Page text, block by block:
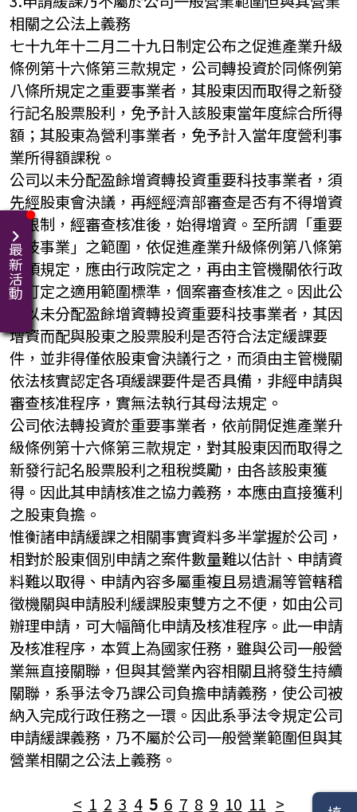
相關之公法上義務
七十九年十二月二十九日制定公布之促進產業升級
條例第十六條第三款規定，公司轉投資於同條例第
八條所規定之重要事業者，其股東因而取得之新發
行記名股票股利，免予計入該股東當年度綜合所得
額；其股東為營利事業者，免予計入當年度營利事
業所得額課稅。
公司以未分配盈餘增資轉投資重要科技事業者，須
先經股東會決議，再經經濟部審查是否有不得增資
之限制，經審查核准後，始得增資。至所謂「重要
科技事業」之範圍，依促進產業升級條例第八條第
三項規定，應由行政院定之，再由主管機關依行政
院訂定之適用範圍標準，個案審查核准之。因此公
司以未分配盈餘增資轉投資重要科技事業者，其因
增資而配與股東之股票股利是否符合法定緩課要
件，並非得僅依股東會決議行之，而須由主管機關
依法核實認定各項緩課要件是否具備，非經申請與
審查核准程序，實無法執行其母法規定。
公司依法轉投資於重要事業者，依前開促進產業升
級條例第十六條第三款規定，對其股東因而取得之
新發行記名股票股利之租稅獎勵，由各該股東獲
得。因此其申請核准之協力義務，本應由直接獲利
之股東負擔。
惟衡諸申請緩課之相關事實資料多半掌握於公司，
相對於股東個別申請之案件數量難以估計、申請資
料難以取得、申請內容多屬重複且易遺漏等管轄稽
徵機關與申請股利緩課股東雙方之不便，如由公司
辦理申請，可大幅簡化申請及核准程序。此一申請
及核准程序，本質上為國家任務，雖與公司一般營
業無直接關聯，但與其營業內容相關且將發生持續
關聯，系爭法令乃課公司負擔申請義務，使公司被
納入完成行政任務之一環。因此系爭法令規定公司
申請緩課義務，乃不屬於公司一般營業範圍但與其
營業相關之公法上義務。
< 1 2 3 4 5 6 7 8 9 10 11 >
最新活動